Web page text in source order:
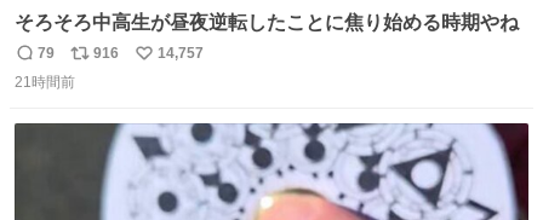
そろそろ中高生が昼夜逆転したことに焦り始める時期やね
返
信
79
リ
ポ
916
い
数
14,757
21時間前